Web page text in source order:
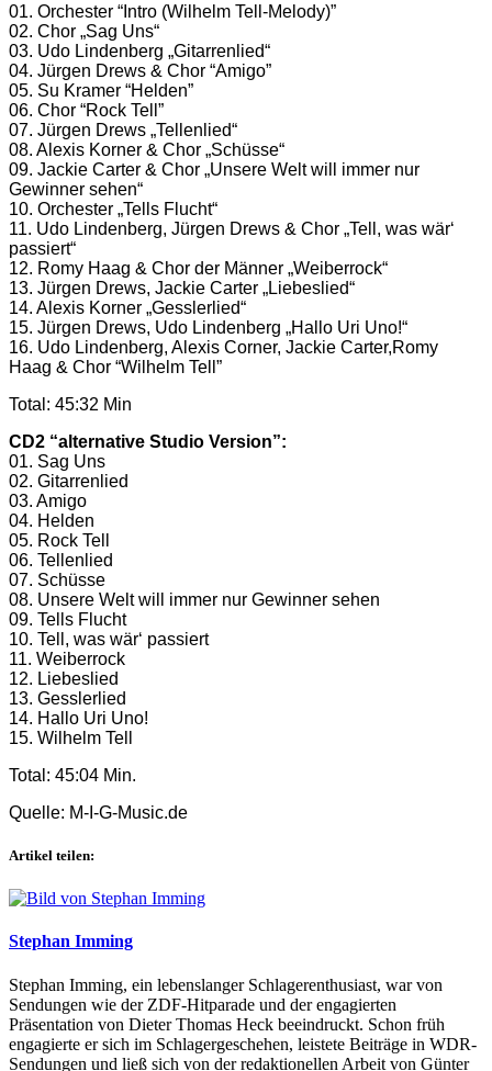
01. Orchester “Intro (Wilhelm Tell-Melody)”
02. Chor „Sag Uns“
03. Udo Lindenberg „Gitarrenlied“
04. Jürgen Drews & Chor “Amigo”
05. Su Kramer “Helden”
06. Chor “Rock Tell”
07. Jürgen Drews „Tellenlied“
08. Alexis Korner & Chor „Schüsse“
09. Jackie Carter & Chor „Unsere Welt will immer nur
Gewinner sehen“
10. Orchester „Tells Flucht“
11. Udo Lindenberg, Jürgen Drews & Chor „Tell, was wär‘
passiert“
12. Romy Haag & Chor der Männer „Weiberrock“
13. Jürgen Drews, Jackie Carter „Liebeslied“
14. Alexis Korner „Gesslerlied“
15. Jürgen Drews, Udo Lindenberg „Hallo Uri Uno!“
16. Udo Lindenberg, Alexis Corner, Jackie Carter,Romy
Haag & Chor “Wilhelm Tell”
Total: 45:32 Min
CD2 “alternative Studio Version”:
01. Sag Uns
02. Gitarrenlied
03. Amigo
04. Helden
05. Rock Tell
06. Tellenlied
07. Schüsse
08. Unsere Welt will immer nur Gewinner sehen
09. Tells Flucht
10. Tell, was wär‘ passiert
11. Weiberrock
12. Liebeslied
13. Gesslerlied
14. Hallo Uri Uno!
15. Wilhelm Tell
Total: 45:04 Min.
Quelle: M-I-G-Music.de
Artikel teilen:
Stephan Imming
Stephan Imming, ein lebenslanger Schlagerenthusiast, war von
Sendungen wie der ZDF-Hitparade und der engagierten
Präsentation von Dieter Thomas Heck beeindruckt. Schon früh
engagierte er sich im Schlagergeschehen, leistete Beiträge in WDR-
Sendungen und ließ sich von der redaktionellen Arbeit von Günter